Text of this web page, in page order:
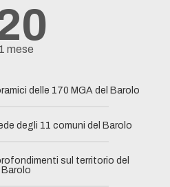
1 mese
delle 170 MGA del Barolo
degli 11 comuni del Barolo​
sul territorio del
Barolo